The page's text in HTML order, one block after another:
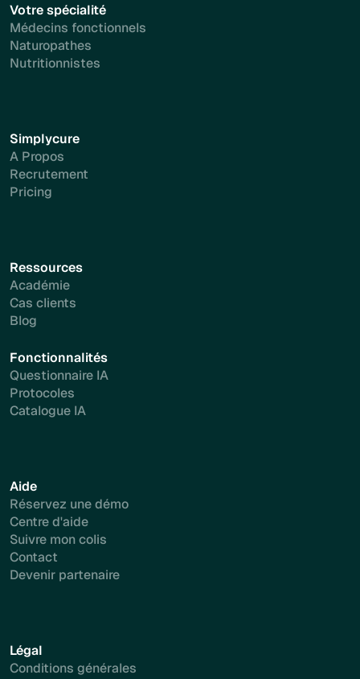
Votre spécialité
Médecins fonctionnels
Naturopathes
Nutritionnistes
Simplycure
A Propos
Recrutement
Pricing
Ressources
Académie
Cas clients
Blog
Fonctionnalités
Questionnaire IA
Protocoles
Catalogue IA
Aide
Réservez une démo
Centre d'aide
Suivre mon colis
Contact
Devenir partenaire
Légal
Conditions générales